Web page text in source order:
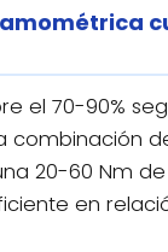
el 70-90%
combinación
20-60 Nm de
en